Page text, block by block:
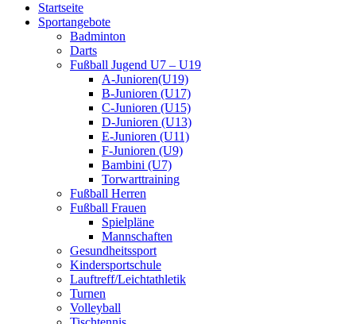
Startseite
Sportangebote
Badminton
Darts
Fußball Jugend U7 – U19
A-Junioren(U19)
B-Junioren (U17)
C-Junioren (U15)
D-Junioren (U13)
E-Junioren (U11)
F-Junioren (U9)
Bambini (U7)
Torwarttraining
Fußball Herren
Fußball Frauen
Spielpläne
Mannschaften
Gesundheitssport
Kindersportschule
Lauftreff/Leichtathletik
Turnen
Volleyball